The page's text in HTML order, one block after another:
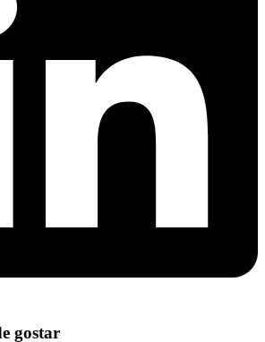
gostar